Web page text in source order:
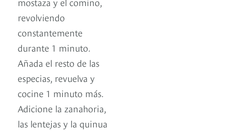
revolviendo
constantemente
durante 1 minuto.
Añada el resto de las
especias, revuelva y
cocine 1 minuto más.
Adicione la zanahoria,
las lentejas y la quinua